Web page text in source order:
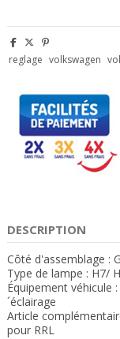
reglage volkswagen
DESCRIPTION
Côté d'assemblage :
Type de lampe : H7/
Équipement véhicule
´éclairage
Article
pour RRL